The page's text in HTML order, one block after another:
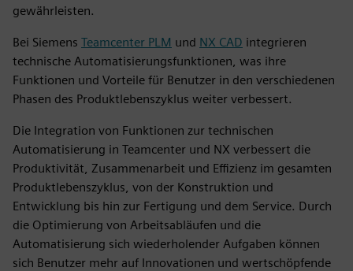
gewährleisten.
Bei Siemens Teamcenter PLM und NX CAD integrieren
technische Automatisierungsfunktionen, was ihre
Funktionen und Vorteile für Benutzer in den verschiedenen
Phasen des Produktlebenszyklus weiter verbessert.
Die Integration von Funktionen zur technischen
Automatisierung in Teamcenter und NX verbessert die
Produktivität, Zusammenarbeit und Effizienz im gesamten
Produktlebenszyklus, von der Konstruktion und
Entwicklung bis hin zur Fertigung und dem Service. Durch
die Optimierung von Arbeitsabläufen und die
Automatisierung sich wiederholender Aufgaben können
sich Benutzer mehr auf Innovationen und wertschöpfende